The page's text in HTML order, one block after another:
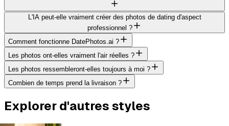
L'IA peut-elle vraiment créer des photos de dating d'aspect
professionnel ?
Comment fonctionne DatePhotos.ai ?
Les photos ont-elles vraiment l'air réelles ?
Les photos ressembleront-elles toujours à moi ?
Combien de temps prend la livraison ?
Explorer d'autres styles